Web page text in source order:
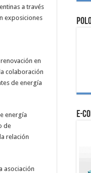
a través
exposiciones
en
colaboración
de energía
energía
de
relación
asociación
e-